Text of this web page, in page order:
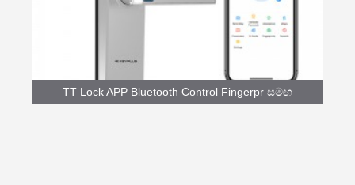
TT Lock APP Bluetooth Control Fingerpr සමඟ